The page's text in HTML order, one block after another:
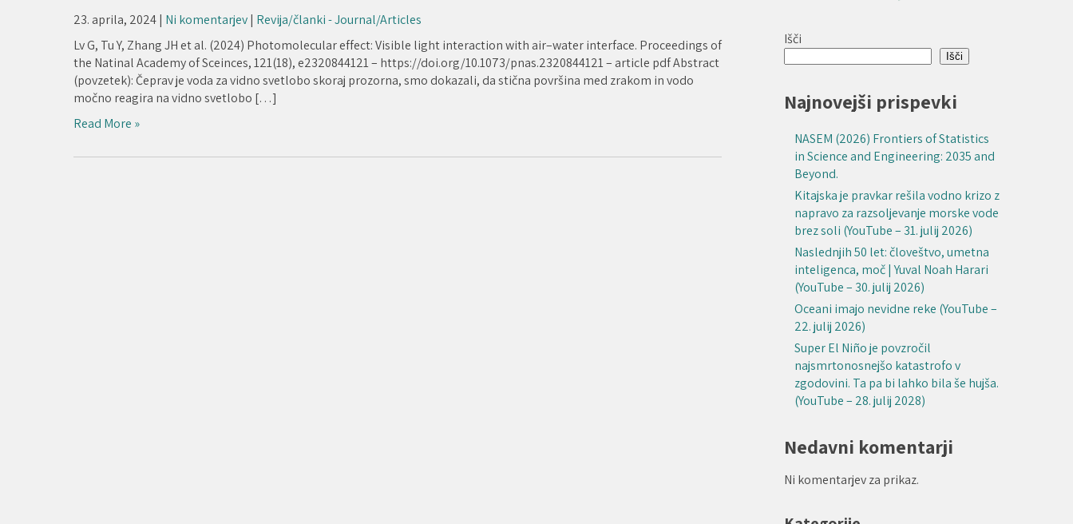
23. aprila, 2024| Ni komentarjev| Revija/članki - Journal/Articles
Lv G, Tu Y, Zhang JH et al. (2024) Photomolecular effect: Visible light interaction with air–water interface. Proceedings of
the Natinal Academy of Sceinces, 121(18), e2320844121 – https://doi.org/10.1073/pnas.2320844121 – article pdf Abstract
(povzetek): Čeprav je voda za vidno svetlobo skoraj prozorna, smo dokazali, da stična površina med zrakom in vodo
močno reagira na vidno svetlobo […]
Read More »
Išči
Išči
Najnovejši prispevki
NASEM (2026) Frontiers of Statistics
in Science and Engineering: 2035 and
Beyond.
Kitajska je pravkar rešila vodno krizo z
napravo za razsoljevanje morske vode
brez soli (YouTube – 31. julij 2026)
Naslednjih 50 let: človeštvo, umetna
inteligenca, moč | Yuval Noah Harari
(YouTube – 30. julij 2026)
Oceani imajo nevidne reke (YouTube –
22. julij 2026)
Super El Niño je povzročil
najsmrtonosnejšo katastrofo v
zgodovini. Ta pa bi lahko bila še hujša.
(YouTube – 28. julij 2028)
Nedavni komentarji
Ni komentarjev za prikaz.